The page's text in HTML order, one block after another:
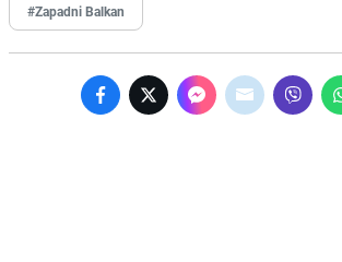
#Zapadni Balkan